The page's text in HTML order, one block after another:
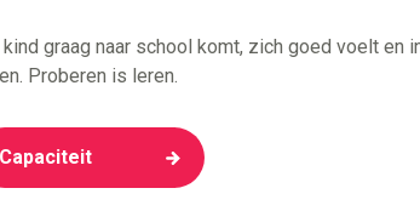
graag naar school komt, zich goed voelt en
Proberen is leren.
Capaciteit